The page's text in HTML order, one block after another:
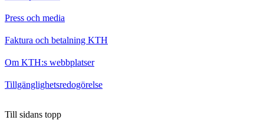
Press och media
Faktura och betalning KTH
Om KTH:s webbplatser
Tillgänglighetsredogörelse
Till sidans topp